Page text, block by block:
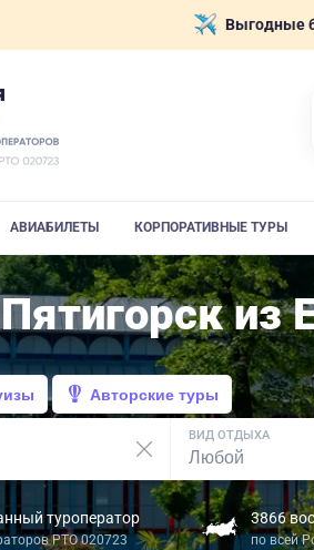
Выгодные
АВИАБИЛЕТЫ КОРПОРАТИВНЫЕ ТУРЫ
из
Авторские туры
ВИД ОТДЫХА
туроператор
РТО 020723
3866
по всей